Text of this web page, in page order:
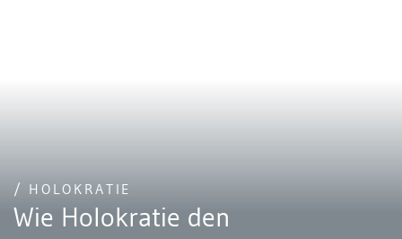
/ HOLOKRATIE
Wie Holokratie den